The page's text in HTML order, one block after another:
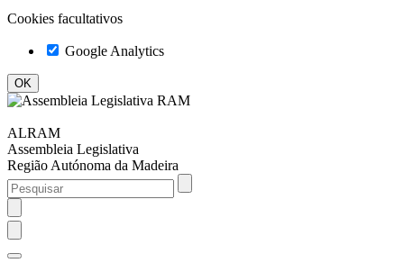
Cookies facultativos
Google Analytics
ALRAM
Assembleia Legislativa
Região Autónoma da Madeira